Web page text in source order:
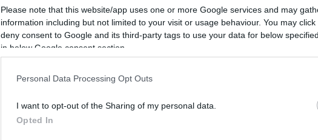
Please note that this website/app uses one or more Google services and may
information including but not limited to your visit or usage behaviour. You may
deny consent to Google and its third-party tags to use your data for below
in below Google consent section.
Personal Data Processing Opt Outs
I want to opt-out of the Sharing of my personal data.
Opted In